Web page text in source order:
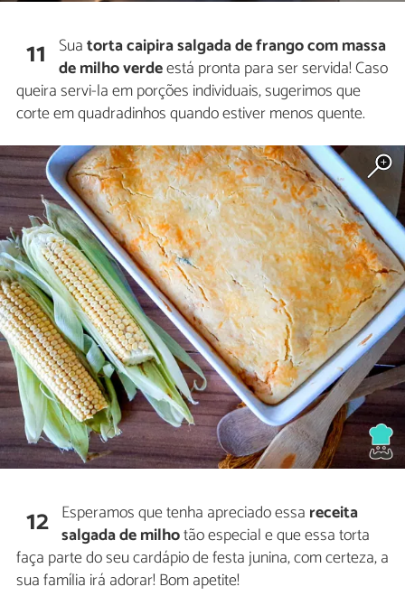
11 Suatorta caipira salgada de frango com massa
de milho verdeestá pronta para ser servida! Caso
queira servi-la em porções individuais, sugerimos que
corte em quadradinhos quando estiver menos quente.
12 Esperamos que tenha apreciado essa receita
salgada de milhotão especial e que essa torta
faça parte do seu cardápio de festa junina, com certeza, a
sua família irá adorar! Bom apetite!